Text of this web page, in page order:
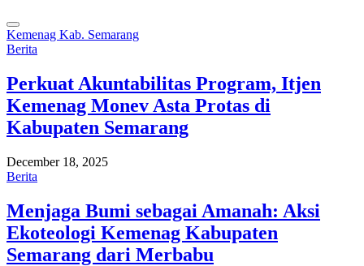
Kemenag Kab. Semarang
Berita
Perkuat Akuntabilitas Program, Itjen
Kemenag Monev Asta Protas di
Kabupaten Semarang
December 18, 2025
Berita
Menjaga Bumi sebagai Amanah: Aksi
Ekoteologi Kemenag Kabupaten
Semarang dari Merbabu